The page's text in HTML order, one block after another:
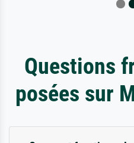
Questions
posées sur